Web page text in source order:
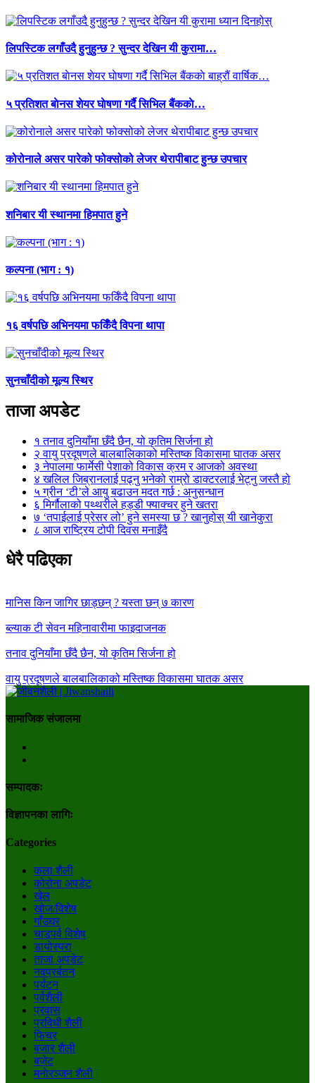
लिपस्टिक लगाँउदै हुनुहुन्छ ? सुन्दर देखिन यी कुरामा…
५ प्रतिशत बाेनस शेयर घाेषणा गर्दै सिभिल बैंककाे…
कोरोनाले असर पारेको फोक्सोको लेजर थेरापीबाट हुन्छ उपचार
शनिबार यी स्थानमा हिमपात हुने
कल्पना (भाग : १)
१६ वर्षपछि अभिनयमा फर्किँदै विपना थापा
सुनचाँदीको मूल्य स्थिर
ताजा अपडेट
१ तनाव दुनियाँमा छँदै छैन, यो कृतिम सिर्जना हो
२ वायु प्रदूषणले बालबालिकाको मस्तिष्क विकासमा घातक असर
३ नेपालमा फार्मेसी पेशाको विकास क्रम र आजको अवस्था
४ खलिल जिब्रानलाई पढ्नु भनेको राम्रो डाक्टरलाई भेट्नु जस्तै हो
५ग्रीन ‘टी’ले आयु बढाउन मदत गर्छ : अनुसन्धान
६ मिर्गौलाको पथ्थरीले हड्डी फ्याक्चर हुने खतरा
७ ‘तपाईलाई प्रेसर लो’ हुने समस्या छ ? खानुहोस् यी खानेकुरा
८ आज राष्ट्रिय टोपी दिवस मनाइँदै
धेरै पढिएका
मानिस किन जागिर छाड्छन् ? यस्ता छन् ७ कारण
ब्ल्याक टी सेवन महिनावारीमा फाइदाजनक
तनाव दुनियाँमा छँदै छैन, यो कृतिम सिर्जना हो
वायु प्रदूषणले बालबालिकाको मस्तिष्क विकासमा घातक असर
सामाजिक संजालमा
सम्पादकः
विज्ञापनका लागिः
Categories
कला शैली
कोरोना अपडेट
खेल
खोज/विशेष
गाँउघर
चाडपर्व विशेष
डायाेस्परा
ताजा अपडेट
नवप्रर्बतन
पर्यटन
पर्वशैली
प्रवास
प्रविधी शैली
फिचर
बजार शैली
बजेट
मनाेरञ्जन शैली